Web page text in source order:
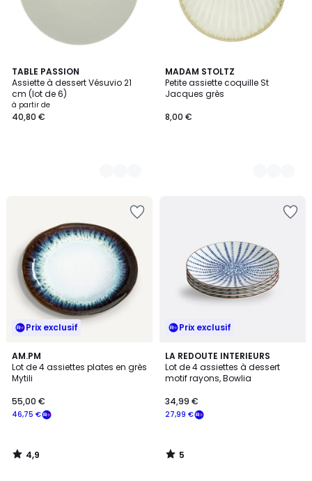
TABLE PASSION
Assiette à dessert Vésuvio 21
cm (lot de 6)
à partir de
40,80 €
5
Couleurs
MADAM STOLTZ
Petite assiette coquille St
Jacques grès
8,00 €
3
Couleurs
Prix exclusif
AM.PM
Lot de 4 assiettes plates en grès
Mytili
46,75 €
55,00 €
4,9
/ 5
4,9
/
Prix exclusif
LA REDOUTE INTERIEURS
Lot de 4 assiettes à dessert
motif rayons, Bowlia
27,99 €
34,99 €
5
/
5
5
/